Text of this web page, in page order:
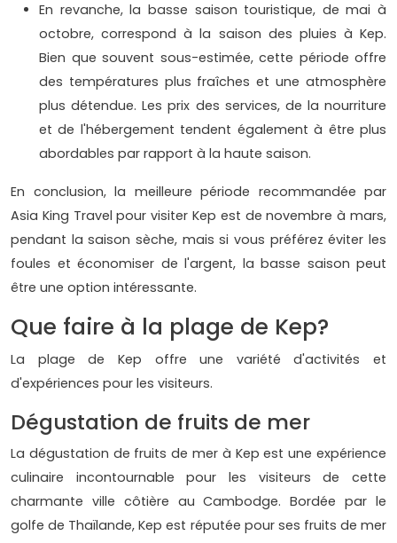
En revanche, la basse saison touristique, de mai à
octobre, correspond à la saison des pluies à Kep.
Bien que souvent sous-estimée, cette période offre
des températures plus fraîches et une atmosphère
plus détendue. Les prix des services, de la nourriture
et de l'hébergement tendent également à être plus
abordables par rapport à la haute saison.
En conclusion, la meilleure période recommandée par
Asia King Travel pour visiter Kep est de novembre à mars,
pendant la saison sèche, mais si vous préférez éviter les
foules et économiser de l'argent, la basse saison peut
être une option intéressante.
Que faire à la plage de Kep?
La plage de Kep offre une variété d'activités et
d'expériences pour les visiteurs.
Dégustation de fruits de mer
La dégustation de fruits de mer à Kep est une expérience
culinaire incontournable pour les visiteurs de cette
charmante ville côtière au Cambodge. Bordée par le
golfe de Thaïlande, Kep est réputée pour ses fruits de mer